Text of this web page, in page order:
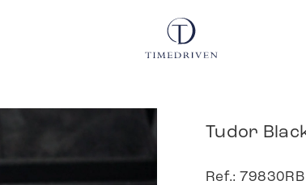
Tudor
Ref.: